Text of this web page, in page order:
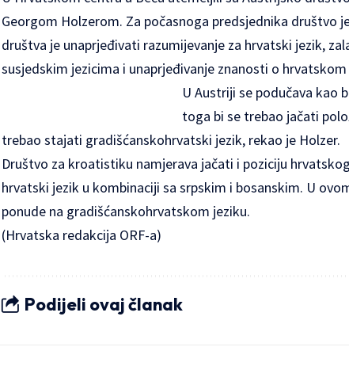
Georgom Holzerom. Za počasnoga predsjednika društvo
društva je unaprjeđivati razumijevanje za hrvatski jezik,
susjedskim jezicima i unaprjeđivanje znanosti o
U Austriji se podučava kao
toga bi se trebao jačati
trebao stajati gradišćanskohrvatski jezik, rekao je Holzer.
Društvo za kroatistiku namjerava jačati i poziciju
hrvatski jezik u kombinaciji sa srpskim i bosanskim. U
ponude na gradišćanskohrvatskom jeziku.
(Hrvatska redakcija ORF-a)
Podijeli ovaj članak